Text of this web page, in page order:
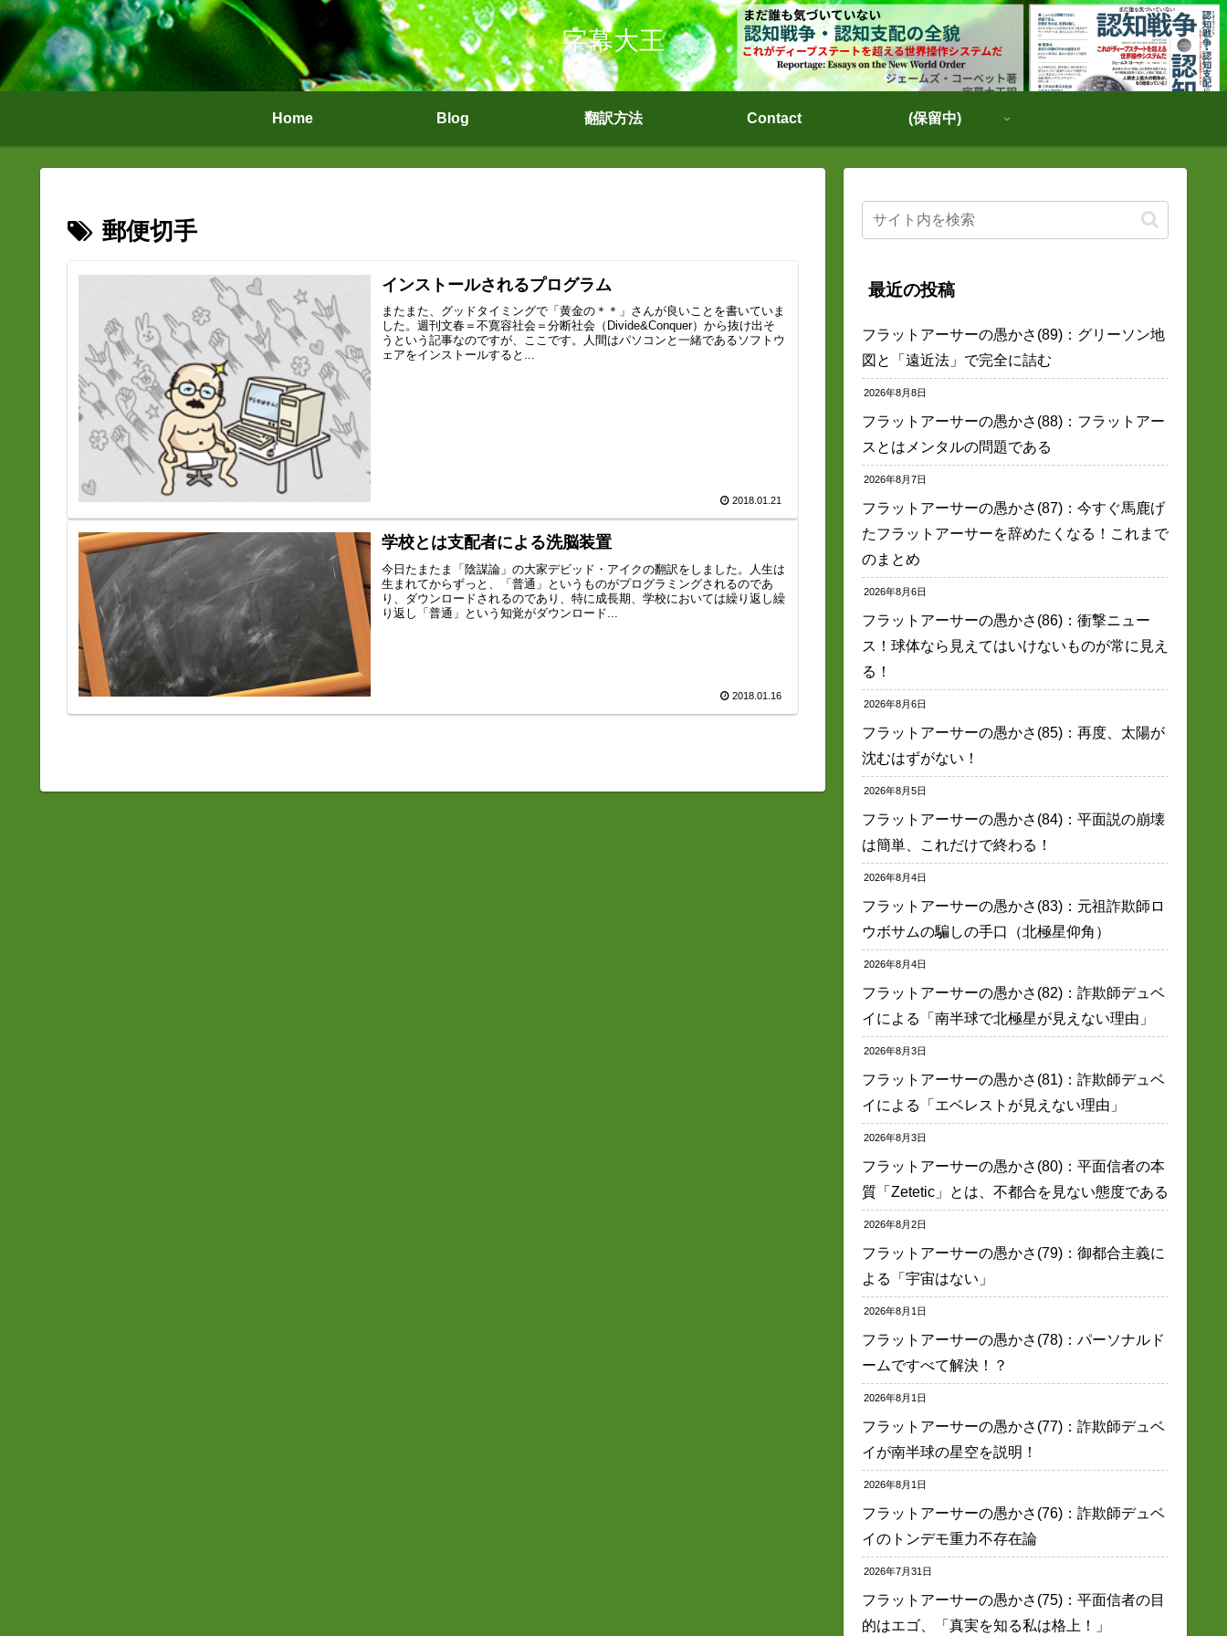
字幕大王
Home Blog 翻訳方法 Contact (保留中)
郵便切手
インストールされるプログラム
またまた、グッドタイミングで「黄金の＊＊」さんが良いことを書いていま
した。週刊文春＝不寛容社会＝分断社会（Divide&Conquer）から抜け出そ
うという記事なのですが、ここです。人間はパソコンと一緒であるソフトウ
ェアをインストールすると...
2018.01.21
学校とは支配者による洗脳装置
今日たまたま「陰謀論」の大家デビッド・アイクの翻訳をしました。人生は
生まれてからずっと、「普通」というものがプログラミングされるのであ
り、ダウンロードされるのであり、特に成長期、学校においては繰り返し繰
り返し「普通」という知覚がダウンロード...
2018.01.16
最近の投稿
フラットアーサーの愚かさ(89)：グリーソン地
図と「遠近法」で完全に詰む
2026年8月8日
フラットアーサーの愚かさ(88)：フラットアー
スとはメンタルの問題である
2026年8月7日
フラットアーサーの愚かさ(87)：今すぐ馬鹿げ
たフラットアーサーを辞めたくなる！これまで
のまとめ
2026年8月6日
フラットアーサーの愚かさ(86)：衝撃ニュー
ス！球体なら見えてはいけないものが常に見え
る！
2026年8月6日
フラットアーサーの愚かさ(85)：再度、太陽が
沈むはずがない！
2026年8月5日
フラットアーサーの愚かさ(84)：平面説の崩壊
は簡単、これだけで終わる！
2026年8月4日
フラットアーサーの愚かさ(83)：元祖詐欺師ロ
ウボサムの騙しの手口（北極星仰角）
2026年8月4日
フラットアーサーの愚かさ(82)：詐欺師デュベ
イによる「南半球で北極星が見えない理由」
2026年8月3日
フラットアーサーの愚かさ(81)：詐欺師デュベ
イによる「エベレストが見えない理由」
2026年8月3日
フラットアーサーの愚かさ(80)：平面信者の本
質「Zetetic」とは、不都合を見ない態度である
2026年8月2日
フラットアーサーの愚かさ(79)：御都合主義に
よる「宇宙はない」
2026年8月1日
フラットアーサーの愚かさ(78)：パーソナルド
ームですべて解決！？
2026年8月1日
フラットアーサーの愚かさ(77)：詐欺師デュベ
イが南半球の星空を説明！
2026年8月1日
フラットアーサーの愚かさ(76)：詐欺師デュベ
イのトンデモ重力不存在論
2026年7月31日
フラットアーサーの愚かさ(75)：平面信者の目
的はエゴ、「真実を知る私は格上！」